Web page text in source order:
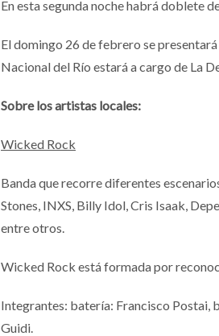
En esta segunda noche habrá doblete
El domingo 26 de febrero se
Nacional del Río estará a cargo de La
Sobre los artistas locales:
Wicked Rock
Banda que recorre diferentes
Stones, INXS, Billy Idol, Cris Isaak,
entre otros.
Wicked Rock está formada por
Integrantes: batería: Francisco Postai,
Guidi.